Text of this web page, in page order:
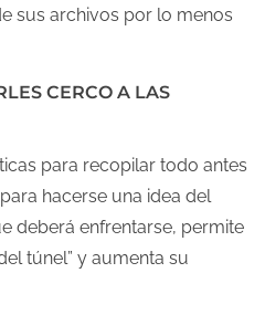
sus archivos por lo menos
CERCO A LAS
para recopilar todo antes
hacerse una idea del
deberá enfrentarse, permite
túnel” y aumenta su